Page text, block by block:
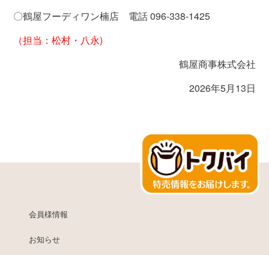
〇鶴屋フーディワン楠店 電話 096-338-1425
（担当：松村・八永)
鶴屋商事株式会社
2026年5月13日
会員様情報
お知らせ